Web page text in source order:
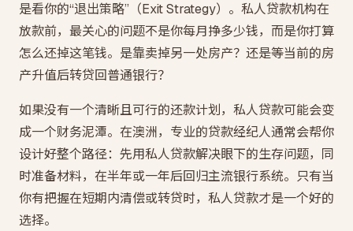
是看你的“退出策略”（Exit Strategy）。私人贷款机构在
放款前，最关心的问题不是你每月挣多少钱，而是你打算
怎么还掉这笔钱。是靠卖掉另一处房产？还是等当前的房
产升值后转贷回普通银行？
如果没有一个清晰且可行的还款计划，私人贷款可能会变
成一个财务泥潭。在澳洲，专业的贷款经纪人通常会帮你
设计好整个路径：先用私人贷款解决眼下的生存问题，同
时准备材料，在半年或一年后回归主流银行系统。只有当
你有把握在短期内清偿或转贷时，私人贷款才是一个好的
选择。